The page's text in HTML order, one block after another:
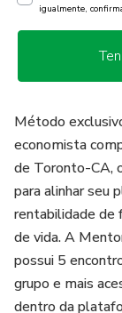
igualmente,
Método
economista
de Toronto-CA,
para alinhar seu
rentabilidade de
de vida. A
possui 5
grupo e mais
dentro da